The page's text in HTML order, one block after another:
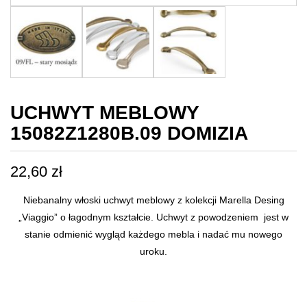
UCHWYT MEBLOWY
15082Z1280B.09 DOMIZIA
22,60 zł
Niebanalny włoski uchwyt meblowy z kolekcji Marella Desing
„Viaggio” o łagodnym kształcie. Uchwyt z powodzeniem jest w
stanie odmienić wygląd każdego mebla i nadać mu nowego
uroku.